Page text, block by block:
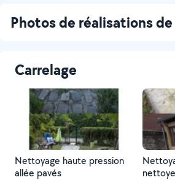
Photos de réalisations de
Carrelage
Nettoyage haute pression
allée pavés